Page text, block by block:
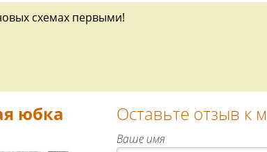
схемах первыми!
юбка Оставьте отзыв к
Ваше имя